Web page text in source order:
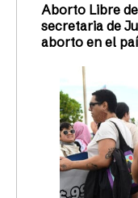
Aborto Libre
secretaria de
aborto en el